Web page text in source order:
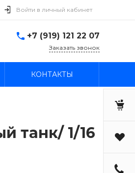
Войти в личный кабинет
+7 (919) 121 22 07
Заказать звонок
КОНТАКТЫ
танк/ 1/16